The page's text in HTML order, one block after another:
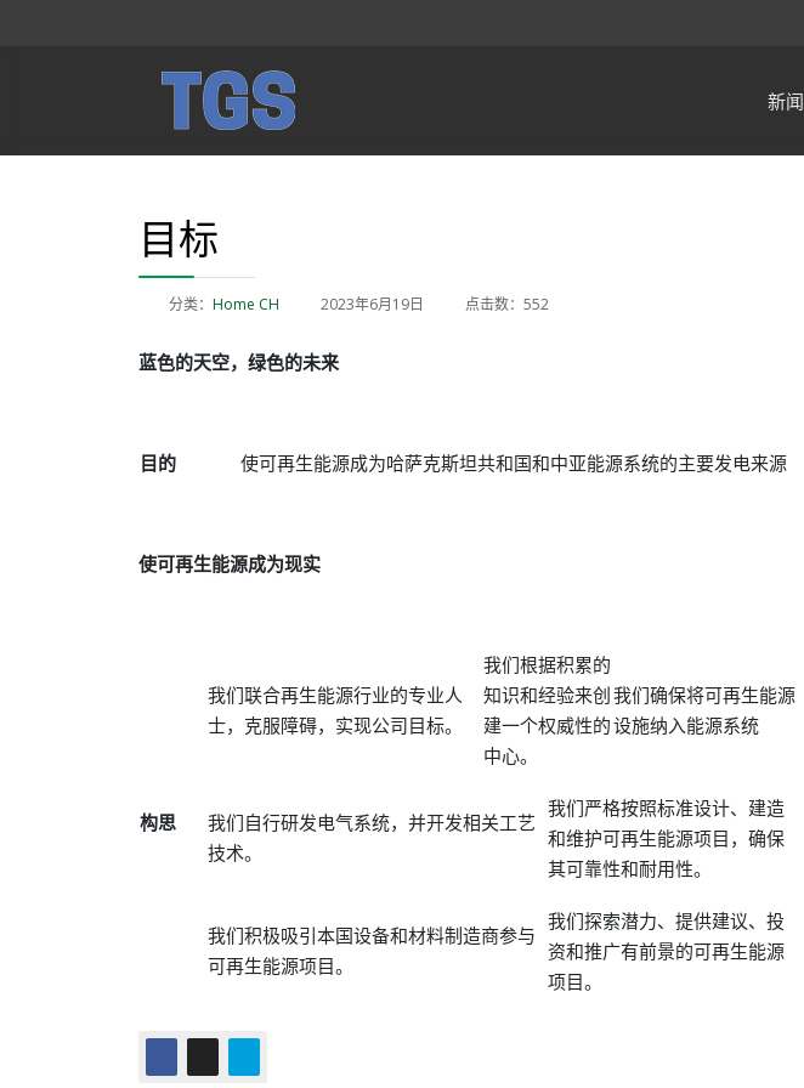
新闻
目标
分类： Home CH 2023年6月19日 点击数：552
蓝色的天空， 绿色的未来
目的 使可再生能源成为哈萨克斯坦共和国和中亚能源系统的主要发电来源
使可再生能源成为现实
构思
我们联合再生能源行业的专业人
士，克服障碍，实现公司目标。
我们根据积累的
知识和经验来创
建一个权威性的
中心。
我们确保将可再生能源
设施纳入能源系统
我们自行研发电气系统，并开发相关工艺
技术。
我们严格按照标准设计、建造
和维护可再生能源项目，确保
其可靠性和耐用性。
我们积极吸引本国设备和材料制造商参与
可再生能源项目。
我们探索潜力、提供建议、投
资和推广有前景的可再生能源
项目。